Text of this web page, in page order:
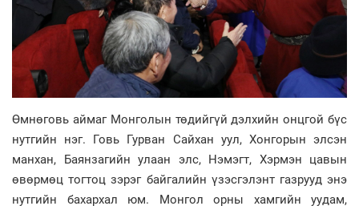
Өмнөговь аймаг Монголын төдийгүй дэлхийн онцгой бүс
нутгийн нэг. Говь Гурван Сайхан уул, Хонгорын элсэн
манхан, Баянзагийн улаан элс, Нэмэгт, Хэрмэн цавын
өвөрмөц тогтоц зэрэг байгалийн үзэсгэлэнт газрууд энэ
нутгийн бахархал юм. Монгол орны хамгийн уудам,